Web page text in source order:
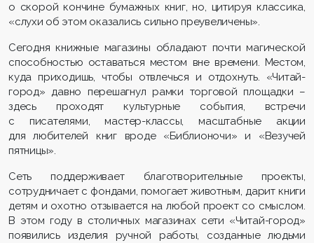
о скорой кончине бумажных книг, но, цитируя классика,
«слухи об этом оказались сильно преувеличены».
Сегодня книжные магазины обладают почти магической
способностью оставаться местом вне времени. Местом,
куда приходишь, чтобы отвлечься и отдохнуть. «Читай-
город» давно перешагнул рамки торговой площадки –
здесь проходят культурные события, встречи
с писателями, мастер-классы, масштабные акции
для любителей книг вроде «Библионочи» и «Везучей
пятницы».
Сеть поддерживает благотворительные проекты,
сотрудничает с фондами, помогает животным, дарит книги
детям и охотно отзывается на любой проект со смыслом.
В этом году в столичных магазинах сети «Читай-город»
появились изделия ручной работы, созданные людьми